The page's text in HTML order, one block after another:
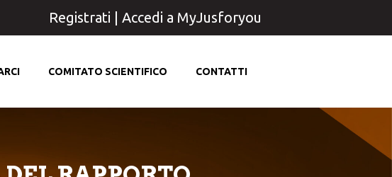
Registrati Accedi a MyJusforyou
COMITATO SCIENTIFICO CONTATTI